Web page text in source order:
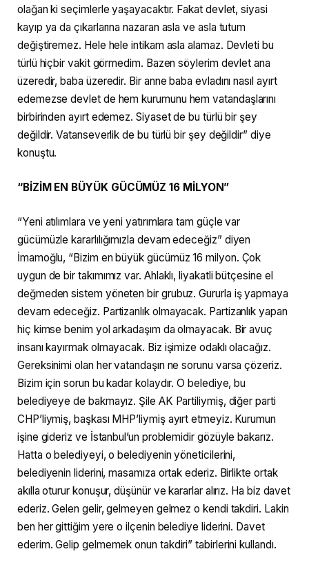
olağan ki seçimlerle yaşayacaktır. Fakat devlet, siyasi
kayıp ya da çıkarlarına nazaran asla ve asla tutum
değiştiremez. Hele hele intikam asla alamaz. Devleti bu
türlü hiçbir vakit görmedim. Bazen söylerim devlet ana
üzeredir, baba üzeredir. Bir anne baba evladını nasıl ayırt
edemezse devlet de hem kurumunu hem vatandaşlarını
birbirinden ayırt edemez. Siyaset de bu türlü bir şey
değildir. Vatanseverlik de bu türlü bir şey değildir” diye
konuştu.
“BİZİM EN BÜYÜK GÜCÜMÜZ 16 MİLYON”
“Yeni atılımlara ve yeni yatırımlara tam güçle var
gücümüzle kararlılığımızla devam edeceğiz” diyen
İmamoğlu, “Bizim en büyük gücümüz 16 milyon. Çok
uygun de bir takımımız var. Ahlaklı, liyakatli bütçesine el
değmeden sistem yöneten bir grubuz. Gururla iş yapmaya
devam edeceğiz. Partizanlık olmayacak. Partizanlık yapan
hiç kimse benim yol arkadaşım da olmayacak. Bir avuç
insanı kayırmak olmayacak. Biz işimize odaklı olacağız.
Gereksinimi olan her vatandaşın ne sorunu varsa çözeriz.
Bizim için sorun bu kadar kolaydır. O belediye, bu
belediyeye de bakmayız. Şile AK Partiliymiş, diğer parti
CHP’liymiş, başkası MHP’liymiş ayırt etmeyiz. Kurumun
işine gideriz ve İstanbul’un problemidir gözüyle bakarız.
Hatta o belediyeyi, o belediyenin yöneticilerini,
belediyenin liderini, masamıza ortak ederiz. Birlikte ortak
akılla oturur konuşur, düşünür ve kararlar alırız. Ha biz davet
ederiz. Gelen gelir, gelmeyen gelmez o kendi takdiri. Lakin
ben her gittiğim yere o ilçenin belediye liderini. Davet
ederim. Gelip gelmemek onun takdiri” tabirlerini kullandı.